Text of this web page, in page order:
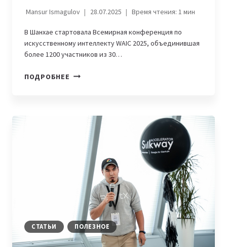
Mansur Ismagulov 28.07.2025 Время чтения: 1мин
В Шанхае стартовала Всемирная конференция по
искусственному интеллекту WAIC 2025, объединившая
более 1200 участников из 30…
ПОДРОБНЕЕ ЛАУРЕАТЫ
ПРЕМИЙ
ПРИНЯЛИ
УЧАСТИЕ
ВСЕМИРНОЙ
КОНФЕРЕНЦИИ
ИИ
ШАНХАЕ
СТАТЬИ ПОЛЕЗНОЕ